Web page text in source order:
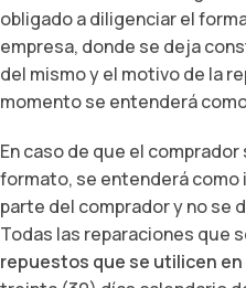
obligado a diligenciar el
empresa, donde se deja
del mismo y el motivo de la
momento se entenderá
En caso de que el
formato, se entenderá como
parte del comprador y no se
Todas las reparaciones que
repuestos que se utilicen